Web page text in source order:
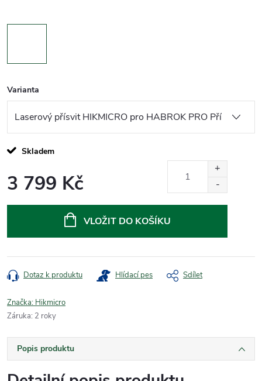
Varianta
Skladem
3 799 Kč
VLOŽIT DO KOŠÍKU
Dotaz k produktu Hlídací pes Sdílet
Značka: Hikmicro
Záruka: 2 roky
Popis produktu